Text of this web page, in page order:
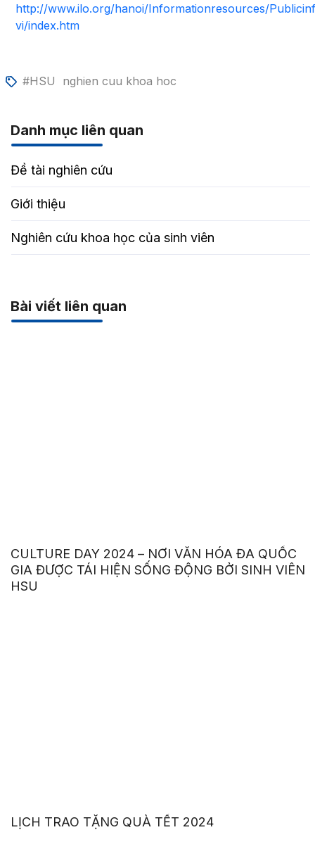
http://www.ilo.org/hanoi/Informationresources/
vi/index.htm
#HSU nghien cuu khoa hoc
Danh mục liên quan
Đề tài nghiên cứu
Giới thiệu
Nghiên cứu khoa học của sinh viên
Bài viết liên quan
CULTURE DAY 2024 – NƠI VĂN HÓA ĐA QUỐC
GIA ĐƯỢC TÁI HIỆN SỐNG ĐỘNG BỞI SINH VIÊN
HSU
LỊCH TRAO TẶNG QUÀ TẾT 2024